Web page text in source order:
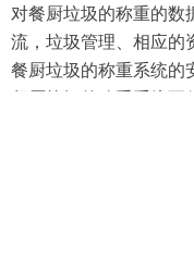
对餐厨垃圾的称重的数
流，垃圾管理、相应的
餐厨垃圾的称重系统的
餐厨垃圾的称重系统不